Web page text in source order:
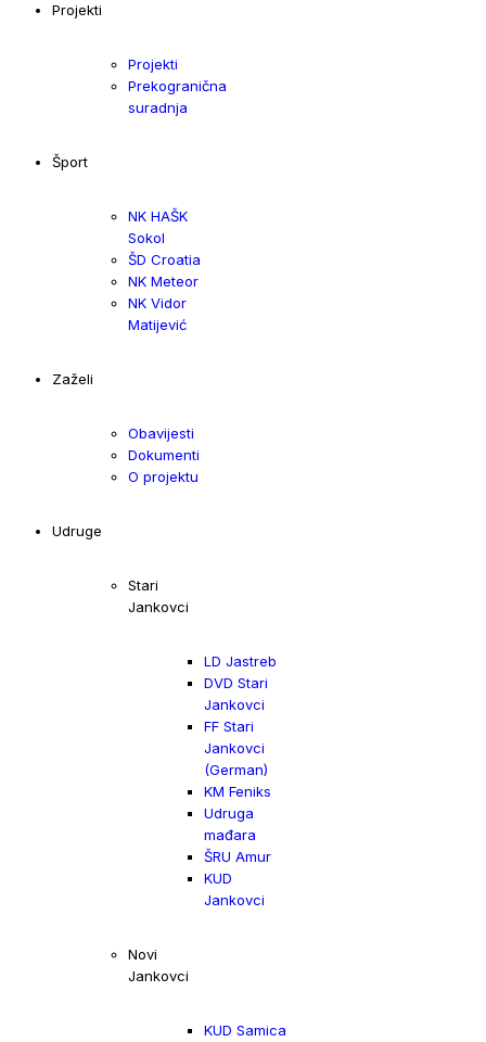
Projekti
Projekti
Prekogranična
suradnja
Šport
NK HAŠK
Sokol
ŠD Croatia
NK Meteor
NK Vidor
Matijević
Zaželi
Obavijesti
Dokumenti
O projektu
Udruge
Stari
Jankovci
LD Jastreb
DVD Stari
Jankovci
FF Stari
Jankovci
(German)
KM Feniks
Udruga
mađara
ŠRU Amur
KUD
Jankovci
Novi
Jankovci
KUD Samica